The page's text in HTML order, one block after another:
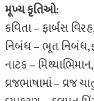
મૂખ્ય કૃતિઓ:
કવિતા – ફાર્બસ
નિબંધ – ભૂત નિબંધ,
નાટક – મિથ્યાભિમાન,
વ્રજભાષામાં – વ્રજ